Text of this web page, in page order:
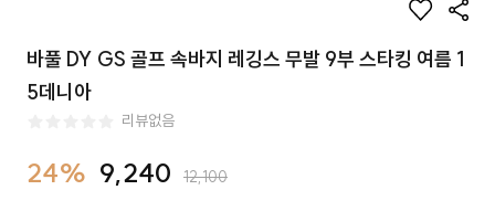
바풀 DY GS 골프 속바지 레깅스 무발 9부 스타킹 여름 1
5데니아
리뷰없음
24% 9,240 12,100